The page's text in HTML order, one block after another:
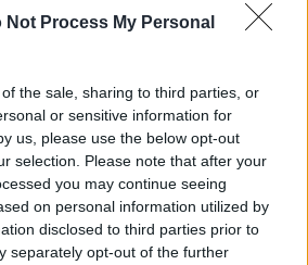
Not Process My Personal
the sale, sharing to third parties, or
or sensitive information for
us, please use the below opt-out
selection. Please note that after your
you may continue seeing
on personal information utilized by
disclosed to third parties prior to
separately opt-out of the further
egyezetetés” lezárását, mely során
figyelmen kívül hagyott a győri
MEGSZÓLÍTOTT FIDESZES
képviselői keretet – amit egyébként a